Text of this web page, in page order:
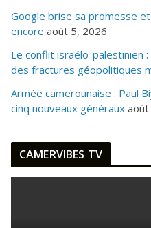
Google brise sa promesse
encore août 5, 2026
Le conflit israélo-palestinien
des fractures géopolitiques
Armée camerounaise : Paul
cinq nouveaux généraux
CAMERVIBES TV